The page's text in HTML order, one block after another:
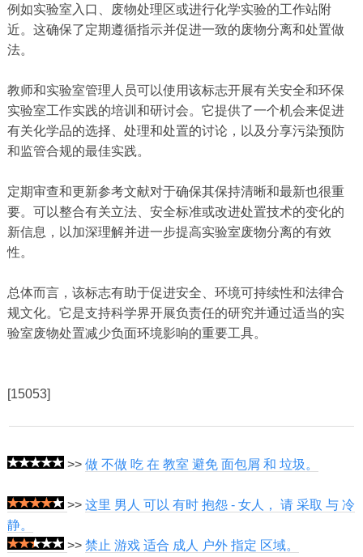
例如实验室入口、废物处理区或进行化学实验的工作站附
近。这确保了定期遵循指示并促进一致的废物分离和处置做
法。
教师和实验室管理人员可以使用该标志开展有关安全和环保
实验室工作实践的培训和研讨会。它提供了一个机会来促进
有关化学品的选择、处理和处置的讨论，以及分享污染预防
和监管合规的最佳实践。
定期审查和更新参考文献对于确保其保持清晰和最新也很重
要。可以整合有关立法、安全标准或改进处置技术的变化的
新信息，以加深理解并进一步提高实验室废物分离的有效
性。
总体而言，该标志有助于促进安全、环境可持续性和法律合
规文化。它是支持科学界开展负责任的研究并通过适当的实
验室废物处置减少负面环境影响的重要工具。
[15053]
>> 做 不做 吃 在 教室 避免 面包屑 和 垃圾。
>> 这里 男人 可以 有时 抱怨 - 女人， 请 采取 与 冷
静。
>> 禁止 游戏 适合 成人 户外 指定 区域。